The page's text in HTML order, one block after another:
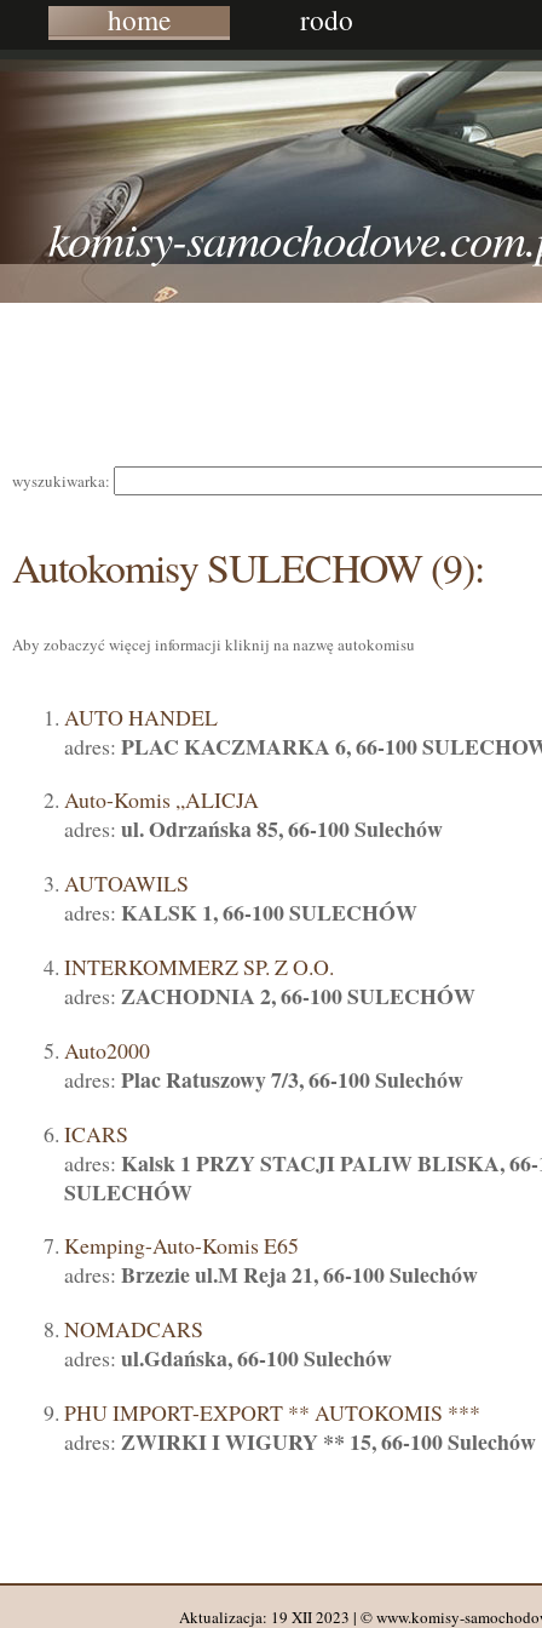
home rodo
komisy-
wyszukiwarka:
Autokomisy SULECHOW (9):
Aby zobaczyć więcej informacji kliknij na nazwę autokomisu
AUTO HANDEL
adres: PLAC KACZMARKA 6, 66-100
Auto-Komis ,,ALICJA
adres: ul. Odrzańska 85, 66-100 Sulechów
AUTOAWILS
adres: KALSK 1, 66-100 SULECHÓW
INTERKOMMERZ SP. Z O.O.
adres: ZACHODNIA 2, 66-100 SULECHÓW
Auto2000
adres: Plac Ratuszowy 7/3, 66-100 Sulechów
ICARS
adres: Kalsk 1 PRZY STACJI PALIW BLISKA, 66-
SULECHÓW
Kemping-Auto-Komis E65
adres: Brzezie ul.M Reja 21, 66-100 Sulechów
NOMADCARS
adres: ul.Gdańska, 66-100 Sulechów
PHU IMPORT-EXPORT ** AUTOKOMIS ***
adres: ZWIRKI I WIGURY ** 15, 66-100 Sulechów
Aktualizacja: 19 XII 2023 | © www.komisy-